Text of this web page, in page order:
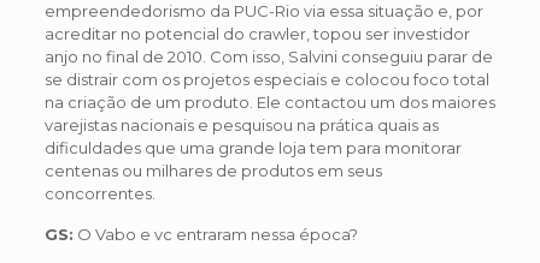
empreendedorismo da PUC-Rio via essa situação e, por
acreditar no potencial do crawler, topou ser investidor
anjo no final de 2010. Com isso, Salvini conseguiu parar de
se distrair com os projetos especiais e colocou foco total
na criação de um produto. Ele contactou um dos maiores
varejistas nacionais e pesquisou na prática quais as
dificuldades que uma grande loja tem para monitorar
centenas ou milhares de produtos em seus
concorrentes.
GS: O Vabo e vc entraram nessa época?